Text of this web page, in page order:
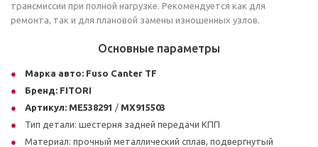
трансмиссии при полной нагрузке. Рекомендуется как для
ремонта, так и для плановой замены изношенных узлов.
Основные параметры
Марка авто: Fuso Canter TF
Бренд: FITORI
Артикул: ME538291 / MX915503
Тип детали: шестерня задней передачи КПП
Материал: прочный металлический сплав, подвергнутый